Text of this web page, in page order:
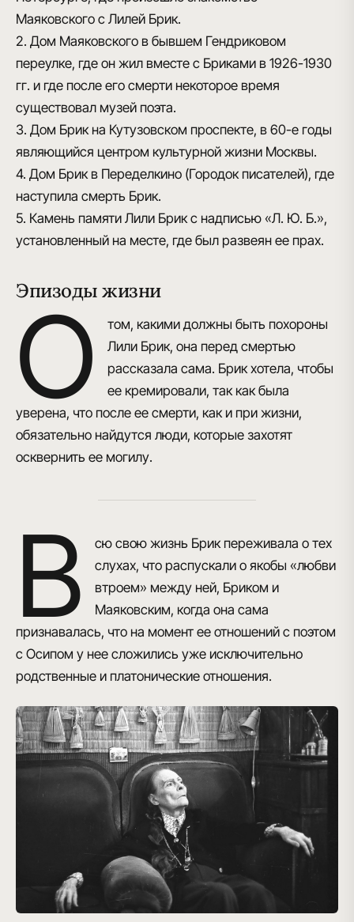
Маяковского с Лилей Брик.
2. Дом Маяковского в бывшем Гендриковом
переулке, где он жил вместе с Бриками в 1926-1930
гг. и где после его смерти некоторое время
существовал музей поэта.
3. Дом Брик на Кутузовском проспекте, в 60-е годы
являющийся центром культурной жизни Москвы.
4. Дом Брик в Переделкино (Городок писателей), где
наступила смерть Брик.
5. Камень памяти Лили Брик с надписью «Л. Ю. Б.»,
установленный на месте, где был развеян ее прах.
Эпизоды жизни
О
том, какими должны быть похороны
Лили Брик, она перед смертью
рассказала сама. Брик хотела, чтобы
ее кремировали, так как была
уверена, что после ее смерти, как и при жизни,
обязательно найдутся люди, которые захотят
осквернить ее могилу.
В
сю свою жизнь Брик переживала о тех
слухах, что распускали о якобы «любви
втроем» между ней, Бриком и
Маяковским, когда она сама
признавалась, что на момент ее отношений с поэтом
с Осипом у нее сложились уже исключительно
родственные и платонические отношения.